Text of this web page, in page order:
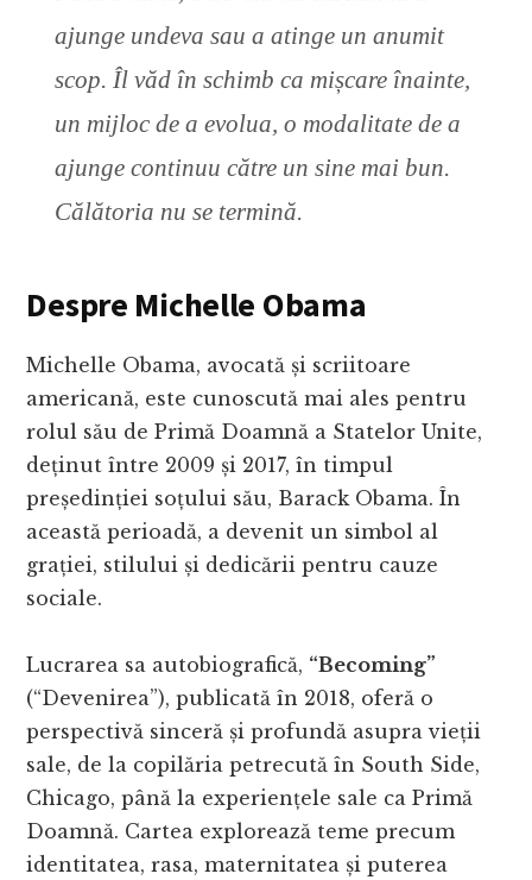
ajunge undeva sau a atinge un anumit
scop. Îl văd în schimb ca mișcare înainte,
un mijloc de a evolua, o modalitate de a
ajunge continuu către un sine mai bun.
Călătoria nu se termină.
Despre Michelle Obama
Michelle Obama, avocată și scriitoare
americană, este cunoscută mai ales pentru
rolul său de Primă Doamnă a Statelor Unite,
deținut între 2009 și 2017, în timpul
președinției soțului său, Barack Obama. În
această perioadă, a devenit un simbol al
grației, stilului și dedicării pentru cauze
sociale.
Lucrarea sa autobiografică, “Becoming”
(“Devenirea”), publicată în 2018, oferă o
perspectivă sinceră și profundă asupra vieții
sale, de la copilăria petrecută în South Side,
Chicago, până la experiențele sale ca Primă
Doamnă. Cartea explorează teme precum
identitatea, rasa, maternitatea și puterea